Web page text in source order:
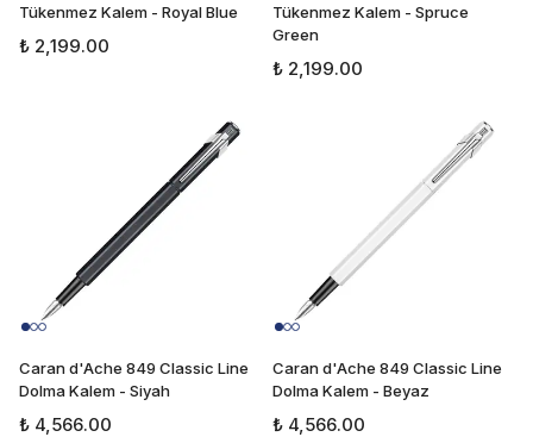
Tükenmez Kalem - Royal Blue
₺ 2,199.00
Tükenmez Kalem - Spruce
Green
₺ 2,199.00
Caran d'Ache 849 Classic Line
Dolma Kalem - Siyah
₺ 4,566.00
Caran d'Ache 849 Classic Line
Dolma Kalem - Beyaz
₺ 4,566.00